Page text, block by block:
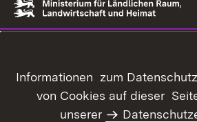
Informationen zum
von Cookies auf dieser
unserer